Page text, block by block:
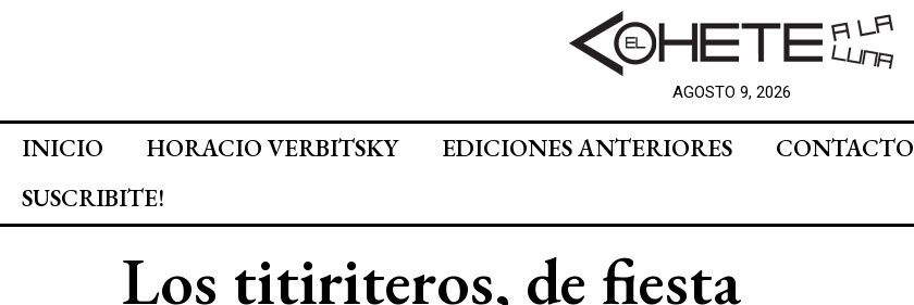
AGOSTO 9, 2026
INICIO HORACIO VERBITSKY EDICIONES ANTERIORES
CONTACTO
SUSCRIBITE!
Los titiriteros, de fiesta